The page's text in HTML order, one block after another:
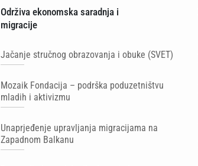
Održiva ekonomska saradnja i
migracije
Jačanje stručnog obrazovanja i obuke (SVET)
Mozaik Fondacija – podrška poduzetništvu
mladih i aktivizmu
Unaprjeđenje upravljanja migracijama na
Zapadnom Balkanu